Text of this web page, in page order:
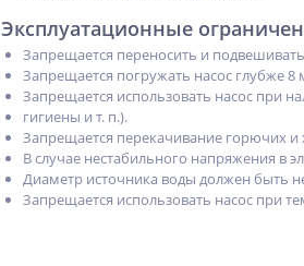
Эксплуатационные
Запрещается переносить и подвешивать
Запрещается погружать насос глубже 8
Запрещается использовать насос при
гигиены и т. п.).
Запрещается перекачивание горючих
В случае нестабильного напряжения в
Диаметр источника воды должен быть
Запрещается использовать насос при